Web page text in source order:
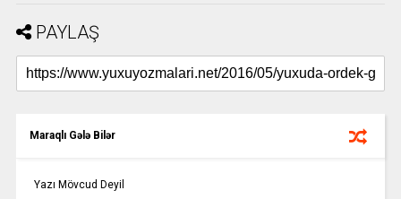
PAYLAŞ
Maraqlı Gələ Bilər
Yazı Mövcud Deyil